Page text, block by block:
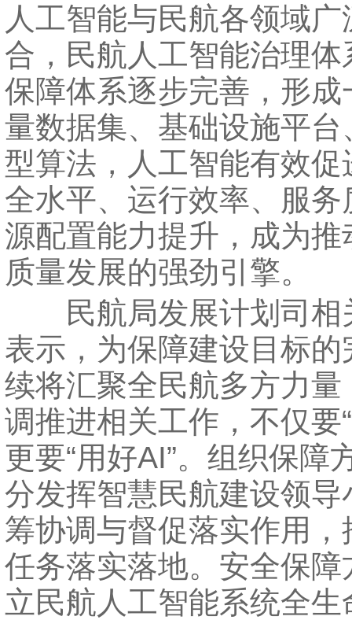
人工智能与民航各领域
合，民航人工智能治理体
保障体系逐步完善，形成
量数据集、基础设施平台
型算法，人工智能有效促
全水平、运行效率、服务
源配置能力提升，成为推
质量发展的强劲引擎。
民航局发展计划司相
表示，为保障建设目标的
续将汇聚全民航多方力量
调推进相关工作，不仅要
更要“用好AI”。组织保障
分发挥智慧民航建设领导
筹协调与督促落实作用，
任务落实落地。安全保障
立民航人工智能系统全生